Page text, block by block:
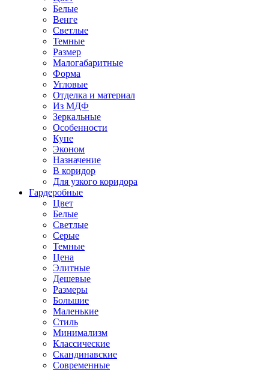
Белые
Венге
Светлые
Темные
Размер
Малогабаритные
Форма
Угловые
Отделка и материал
Из МДФ
Зеркальные
Особенности
Купе
Эконом
Назначение
В коридор
Для узкого коридора
Гардеробные
Цвет
Белые
Светлые
Серые
Темные
Цена
Элитные
Дешевые
Размеры
Большие
Маленькие
Стиль
Минимализм
Классические
Скандинавские
Современные